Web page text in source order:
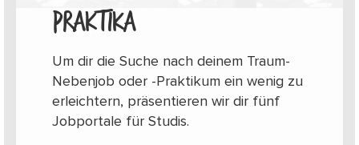
PRAKTIKA
Um dir die Suche nach deinem Traum-
Nebenjob oder -Praktikum ein wenig zu
erleichtern, präsentieren wir dir fünf
Jobportale für Studis.